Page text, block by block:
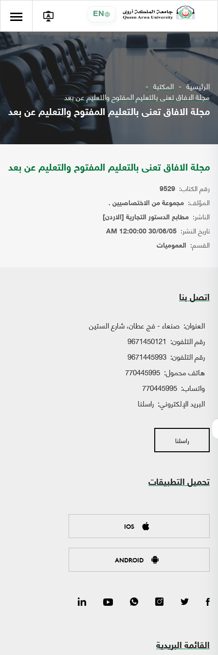
EN
الرئيسية المكتبة
مجلة الافاق تعنى بالتعليم المفتوح والتعليم عن بعد
مجلة الافاق تعنى بالتعليم المفتوح والتعليم عن بعد
مجلة الافاق تعنى بالتعليم المفتوح والتعليم عن بعد
رقم الكتاب: 9529
المؤلف: مجموعة من الاختصاصيين .
الناشر: مطابع الدستور التجارية [الاردن]
تاريخ النشر: 30/06/05 12:00:00 AM
القسم: العموميات
اتصل بنا
العنوان: صنعاء - فج عطان، شارع الستين
رقم التلفون: 9671450121
رقم التلفون: 9671445993
هاتف محمول: 770445995
واتساب:
البريد الإلكتروني: راسلنا
راسلنا
تحميل التطبيقات
IOS
ANDROID
القائمة البريدية